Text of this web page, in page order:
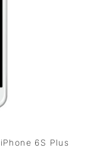
6S Plus